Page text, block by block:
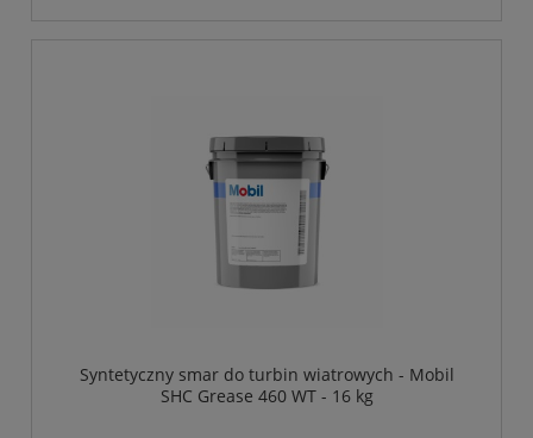
Syntetyczny smar do turbin wiatrowych - Mobil
SHC Grease 460 WT - 16 kg